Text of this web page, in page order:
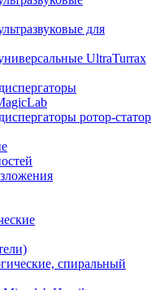
для
UltraTurrax
ротор-статор
спиральный